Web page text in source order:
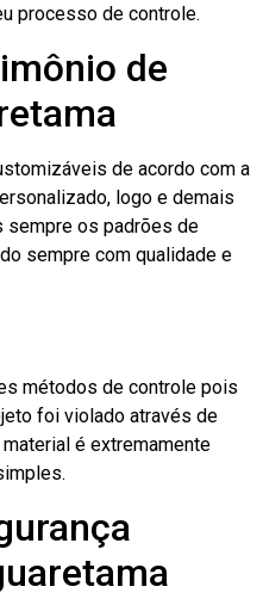
processo de controle.
de
de acordo com a
logo e demais
sempre os padrões de
sempre com qualidade e
métodos de controle pois
foi violado através de
é extremamente